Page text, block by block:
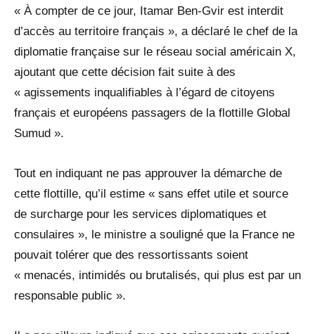
« À compter de ce jour, Itamar Ben-Gvir est interdit
d’accès au territoire français », a déclaré le chef de la
diplomatie française sur le réseau social américain X,
ajoutant que cette décision fait suite à des
« agissements inqualifiables à l’égard de citoyens
français et européens passagers de la flottille Global
Sumud ».
Tout en indiquant ne pas approuver la démarche de
cette flottille, qu’il estime « sans effet utile et source
de surcharge pour les services diplomatiques et
consulaires », le ministre a souligné que la France ne
pouvait tolérer que des ressortissants soient
« menacés, intimidés ou brutalisés, qui plus est par un
responsable public ».